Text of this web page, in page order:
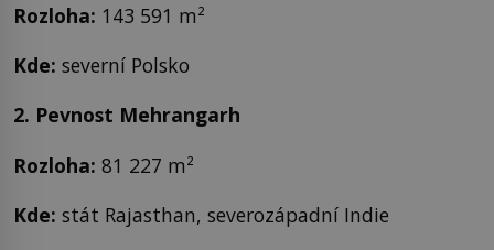
Rozloha: 143 591 m²
Kde: severní Polsko
2. Pevnost Mehrangarh
Rozloha: 81 227 m²
Kde: stát Rajasthan, severozápadní Indie